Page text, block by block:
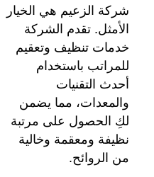
شركة الزعيم هي الخيار
الأمثل. تقدم الشركة
خدمات تنظيف وتعقيم
للمراتب باستخدام
أحدث التقنيات
والمعدات، مما يضمن
لكِ الحصول على مرتبة
نظيفة ومعقمة وخالية
من الروائح.